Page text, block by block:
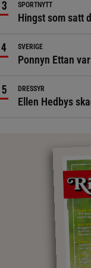
SPORTNYTT
Hingst som satt
SVERIGE
Ponnyn Ettan
DRESSYR
Ellen Hedbys